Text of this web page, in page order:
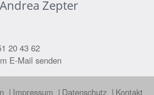
Andrea Zepter
20 43 62
E-Mail senden
Impressum Datenschutz Kontakt